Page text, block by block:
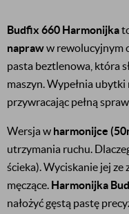
Budfix 660 Harmonijka
napraww rewolucyjnym
pasta beztlenowa, która
maszyn. Wypełnia ubytki
przywracając pełną
Wersja w harmonijce
utrzymania ruchu.
ścieka). Wyciskanie jej
męczące. Harmonijka
nałożyć gęstą pastę